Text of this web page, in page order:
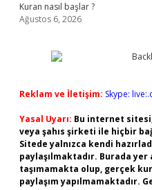
Kuran nasıl başlar ?
Ağustos 6, 2026
Reklam ve İletişim: Skype:
Yasal Uyarı: Bu internet
veya şahıs şirketi ile hiçbir
Sitede yalnızca kendi
paylaşılmaktadır. Burada
taşımamakta olup, gerçek
paylaşım yapılmamaktadır.